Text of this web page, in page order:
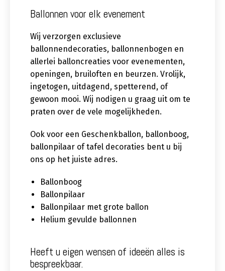
Ballonnen voor elk evenement
Wij verzorgen exclusieve
ballonnendecoraties, ballonnenbogen en
allerlei balloncreaties voor evenementen,
openingen, bruiloften en beurzen. Vrolijk,
ingetogen, uitdagend, spetterend, of
gewoon mooi. Wij nodigen u graag uit om te
praten over de vele mogelijkheden.
Ook voor een Geschenkballon, ballonboog,
ballonpilaar of tafel decoraties bent u bij
ons op het juiste adres.
Ballonboog
Ballonpilaar
Ballonpilaar met grote ballon
Helium gevulde ballonnen
Heeft u eigen wensen of ideeën alles is
bespreekbaar.